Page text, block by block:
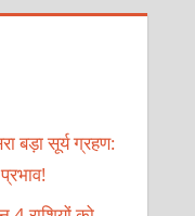
बड़ा सूर्य ग्रहण: